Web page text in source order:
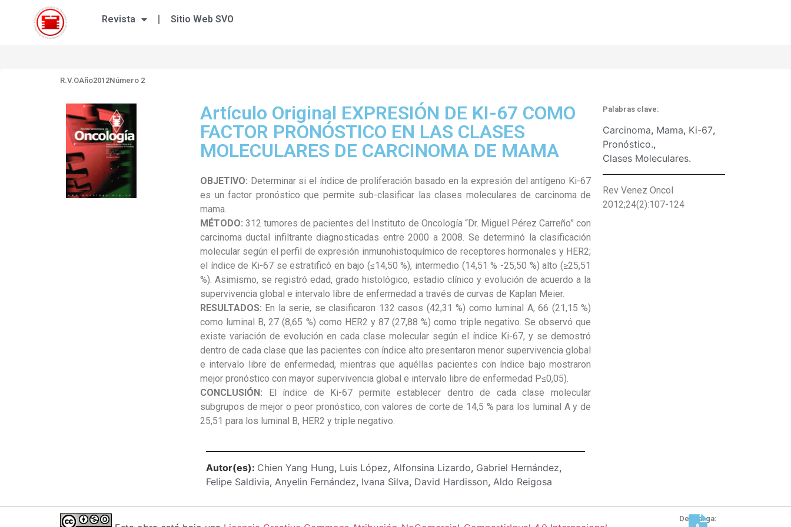
Revista Sitio Web SVO
R.V.OAño2012Número 2
Artículo Original EXPRESIÓN DE KI-67 COMO
FACTOR PRONÓSTICO EN LAS CLASES
MOLECULARES DE CARCINOMA DE MAMA
OBJETIVO: Determinar si el índice de proliferación basado en la expresión del antígeno Ki-67
es un factor pronóstico que permite sub-clasificar las clases moleculares de carcinoma de
mama.
MÉTODO:312 tumores de pacientes del Instituto de Oncología “Dr. Miguel Pérez Carreño” con
carcinoma ductal infiltrante diagnosticadas entre 2000 a 2008. Se determinó la clasificación
molecular según el perfil de expresión inmunohistoquímico de receptores hormonales y HER2;
el índice de Ki-67 se estratificó en bajo (≤14,50 %), intermedio (14,51 % -25,50 %) alto (≥25,51
%). Asimismo, se registró edad, grado histológico, estadio clínico y evolución de acuerdo a la
supervivencia global e intervalo libre de enfermedad a través de curvas de Kaplan Meier.
RESULTADOS: En la serie, se clasificaron 132 casos (42,31 %) como luminal A, 66 (21,15 %)
como luminal B, 27 (8,65 %) como HER2 y 87 (27,88 %) como triple negativo. Se observó que
existe variación de evolución en cada clase molecular según el índice Ki-67, y se demostró
dentro de cada clase que las pacientes con índice alto presentaron menor supervivencia global
e intervalo libre de enfermedad, mientras que aquéllas pacientes con índice bajo mostraron
mejor pronóstico con mayor supervivencia global e intervalo libre de enfermedad P≤0,05).
CONCLUSIÓN: El índice de Ki-67 permite establecer dentro de cada clase molecular
subgrupos de mejor o peor pronóstico, con valores de corte de 14,5 % para los luminal A y de
25,51 para los luminal B, HER2 y triple negativo.
Autor(es): Chien Yang Hung, Luis López, Alfonsina Lizardo, Gabriel Hernández,
Felipe Saldivia, Anyelin Fernández, Ivana Silva, David Hardisson, Aldo Reigosa
Palabras clave:
Carcinoma, Mama, Ki-67,
Pronóstico.,
Clases Moleculares.
Rev Venez Oncol
2012;24(2):107-124
Descarga: